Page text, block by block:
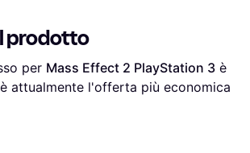
prodotto
per Mass Effect 2 PlayStation 3
attualmente l'offerta più economica